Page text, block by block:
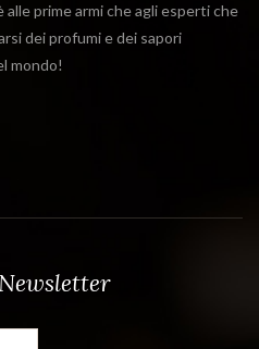
alle prime armi che agli esperti che
dei profumi e dei sapori
mondo!